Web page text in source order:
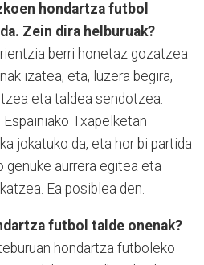
hondartza futbol
Zein dira helburuak?
berri honetaz gozatzea
izatea; eta, luzera begira,
eta taldea sendotzea.
Txapelketan
jokatuko da, eta hor bi partida
genuke aurrera egitea eta
Ea posiblea den.
futbol talde onenak?
hondartza futboleko